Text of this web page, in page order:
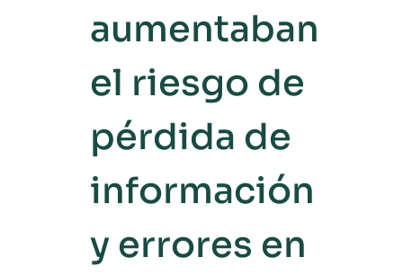
aumentaban
el riesgo de
pérdida de
información
y errores en